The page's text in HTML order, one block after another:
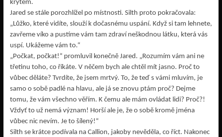
krytem.
Jared se stále porozhlížel po místnosti. Silth proto pokračovala:
„Lůžko, které vidíte, slouží k dočasnému uspání. Když si tam lehnete,
zavřeme víko a pustíme vám tam zdraví neškodnou látku, která vás
uspí. Ukážeme vám to.“
„Počkat, počkat!“ promluvil konečně Jared. „Rozumím vám ani ne
třetinu toho, co říkáte. V něčem bych ale chtěl mít jasno. Proč to
vůbec děláte? Tvrdíte, že jsem mrtvý. To, že teď s vámi mluvím, je
samo o sobě padlé na hlavu, ale já se znovu ptám proč? Dejme
tomu, že vám všechno věřím. K čemu ale mám ovládat lidi? Proč?!
Vždyť to už nemá význam! Horší ale je, že o sobě kromě jména
vůbec nic nevím. Je to šílený!“
Silth se krátce podívala na Callion, jakoby nevěděla, co říct. Nakonec